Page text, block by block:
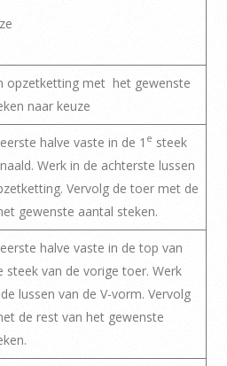
opzetketting met het gewenste
naar keuze
halve vaste in de 1 e steek
Werk in de achterste lussen
Vervolg de toer met de
gewenste aantal steken.
halve vaste in de top van
steek van de vorige toer. Werk
lussen van de V-vorm. Vervolg
de rest van het gewenste